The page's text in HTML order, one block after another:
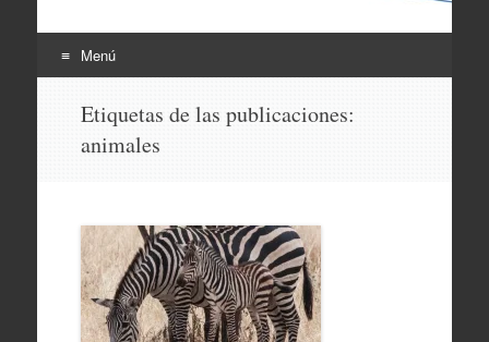
Menú
contenido
Etiquetas de las publicaciones:
animales